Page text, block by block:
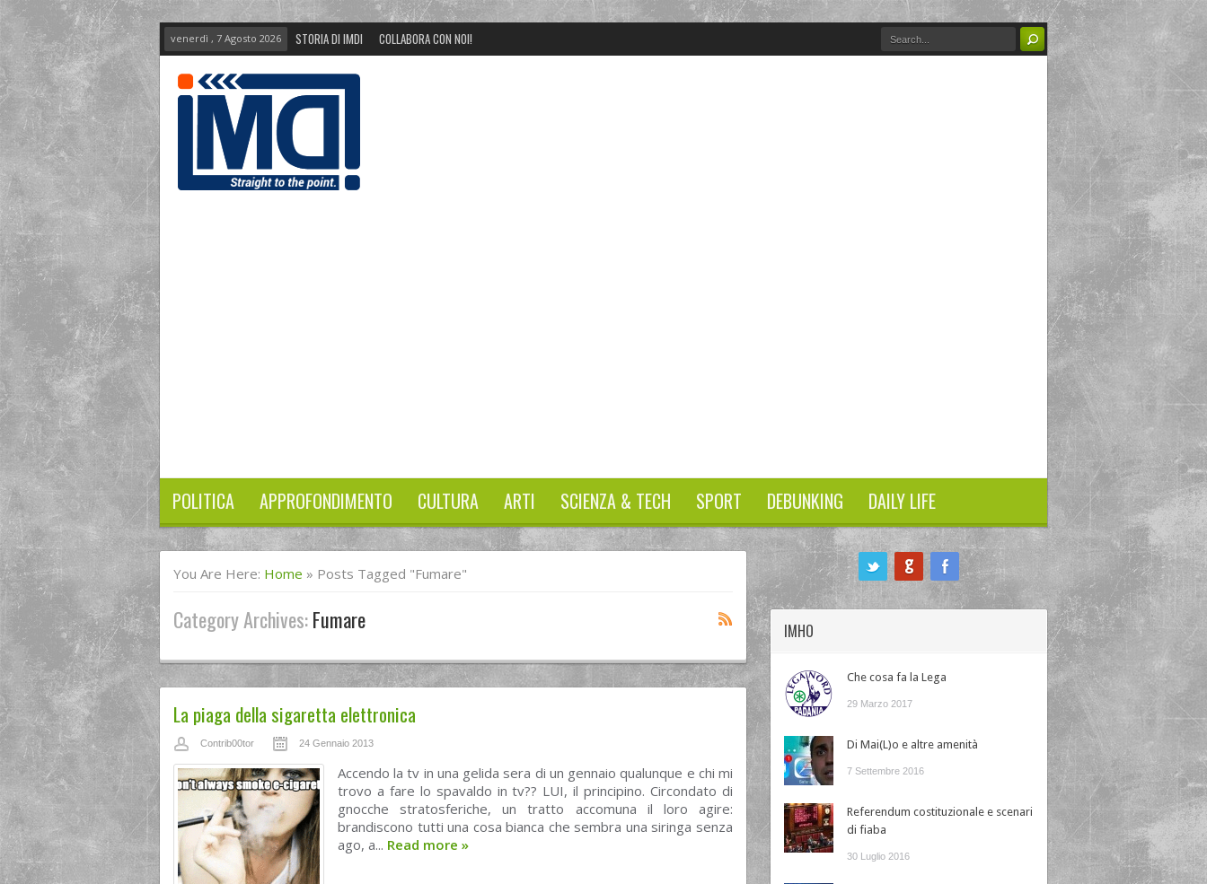
venerdì , 7 Agosto 2026 STORIA DI IMDI COLLABORA CON NOI!
POLITICA APPROFONDIMENTO CULTURA ARTI SCIENZA & TECH SPORT DEBUNKING DAILY LIFE
You Are Here: Home » Posts Tagged "fumare"
Category Archives:Fumare
La piaga della sigaretta elettronica
Contrib00tor 24 Gennaio 2013
Accendo la tv in una gelida sera di un gennaio qualunque e chi mi
trovo a fare lo spavaldo in tv?? LUI, il principino. Circondato di
gnocche stratosferiche, un tratto accomuna il loro agire:
brandiscono tutti una cosa bianca che sembra una siringa senza
ago, a... Read more »
IMHO
Che cosa fa la Lega
29 Marzo 2017
Di Mai(L)o e altre amenità
7 Settembre 2016
Referendum costituzionale e scenari
di fiaba
30 Luglio 2016